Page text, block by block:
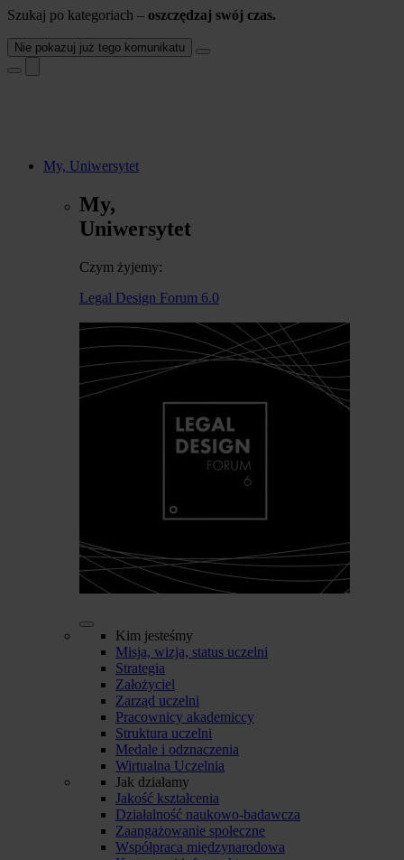
Szukaj po kategoriach – oszczędzaj swój czas.
Nie pokazuj już tego komunikatu
My, Uniwersytet
My,
Uniwersytet
Czym żyjemy:
Legal Design Forum 6.0
Kim jesteśmy
Misja, wizja, status uczelni
Strategia
Założyciel
Zarząd uczelni
Pracownicy akademiccy
Struktura uczelni
Medale i odznaczenia
Wirtualna Uczelnia
Jak działamy
Jakość kształcenia
Działalność naukowo-badawcza
Zaangażowanie społeczne
Współpraca międzynarodowa